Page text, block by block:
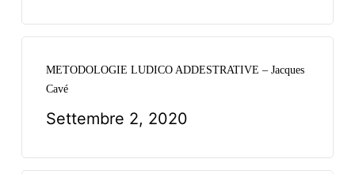
METODOLOGIE LUDICO ADDESTRATIVE – Jacques
Cavé
Settembre 2, 2020